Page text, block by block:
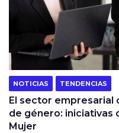
NOTICIAS TENDENCIAS
El sector empresarial
de género: iniciativas
Mujer